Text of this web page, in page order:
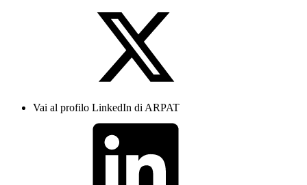
Vai al profilo LinkedIn di ARPAT